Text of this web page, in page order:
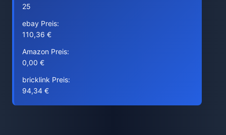
25
ebay Preis:
110,36 €
Amazon Preis:
0,00 €
bricklink Preis:
94,34 €